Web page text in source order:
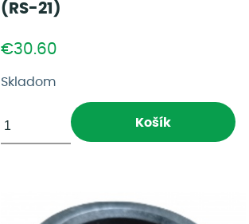
(RS-21)
€30.60
Skladom
Košík